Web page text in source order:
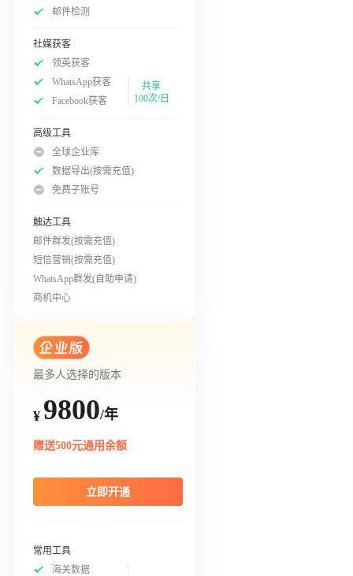
邮件检测
社媒获客
领英获客
WhatsApp获客
Facebook获客
共享
100次/日
高级工具
全球企业库
数据导出(按需充值)
免费子账号
触达工具
邮件群发(按需充值)
短信营销(按需充值)
WhatsApp群发(自助申请)
商机中心
最多人选择的版本
¥ 9800/年
赠送500元通用余额
立即开通
常用工具
海关数据